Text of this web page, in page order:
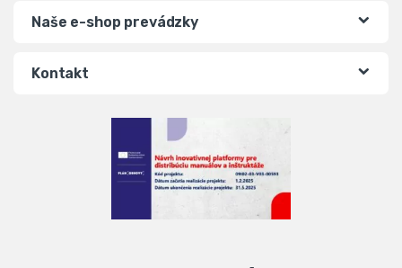
Naše e-shop prevádzky
Kontakt